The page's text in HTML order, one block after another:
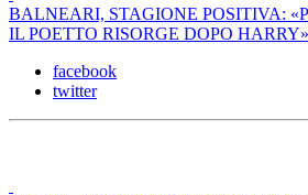
BALNEARI, STAGIONE POSITIVA:
IL POETTO RISORGE DOPO HARRY»
facebook
twitter